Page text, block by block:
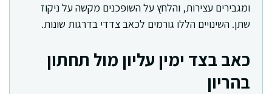
ומגבירים עצירות, והלחץ על השופכנים מקשה על ניקוז
שתן. השינויים הללו גורמים לכאב צדדי בדרגות שונות.
כאב בצד ימין עליון מול תחתון
בהריון